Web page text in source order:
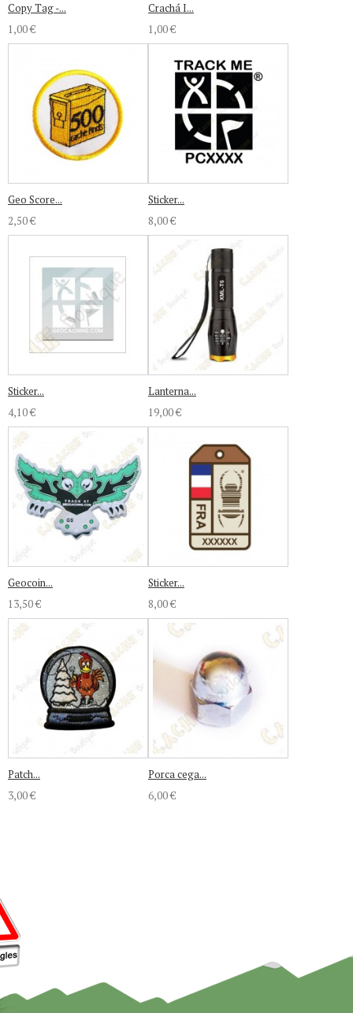
Copy Tag -...
1,00 €
Crachá I...
1,00 €
Geo Score...
2,50 €
Sticker...
8,00 €
Sticker...
4,10 €
Lanterna...
19,00 €
Geocoin...
13,50 €
Sticker...
8,00 €
Patch...
3,00 €
Porca cega...
6,00 €